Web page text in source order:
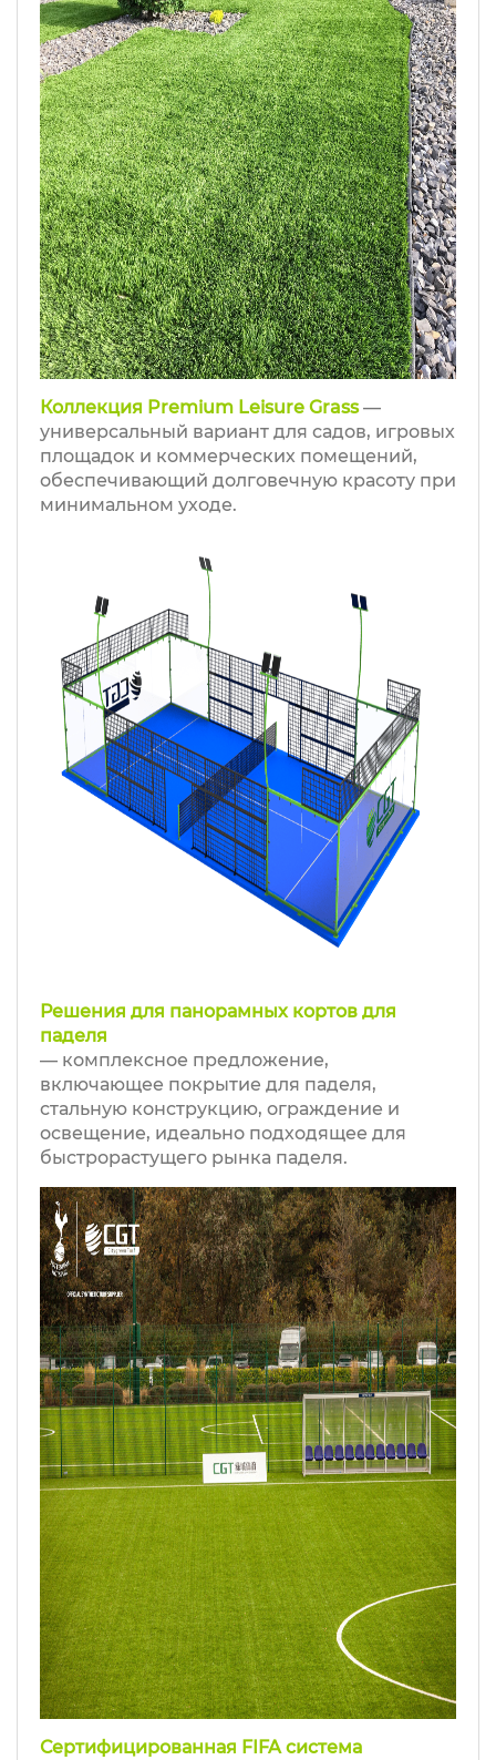
Сертифицированная FIFA система
Решения для панорамных кортов для
паделя
— комплексное предложение,
включающее покрытие для паделя,
стальную конструкцию, ограждение и
освещение, идеально подходящее для
быстрорастущего рынка паделя.
Коллекция Premium Leisure Grass—
универсальный вариант для садов, игровых
площадок и коммерческих помещений,
обеспечивающий долговечную красоту при
минимальном уходе.